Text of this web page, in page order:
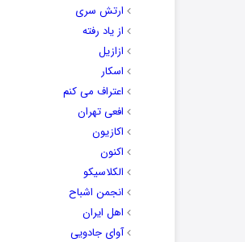
ارتش سری
از یاد رفته
ازازیل
اسکار
اعتراف می کنم
افعی تهران
اکازیون
اکنون
الکلاسیکو
انجمن اشباح
اهل ایران
آوای جادویی